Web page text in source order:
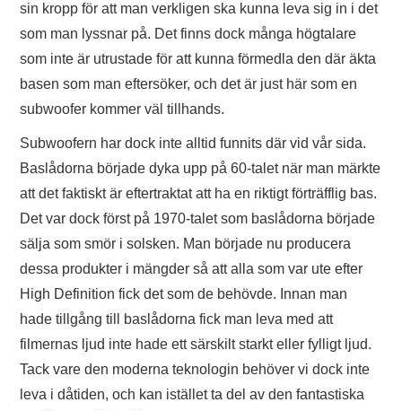
sin kropp för att man verkligen ska kunna leva sig in i det
som man lyssnar på. Det finns dock många högtalare
som inte är utrustade för att kunna förmedla den där äkta
basen som man eftersöker, och det är just här som en
subwoofer kommer väl tillhands.
Subwoofern har dock inte alltid funnits där vid vår sida.
Baslådorna började dyka upp på 60-talet när man märkte
att det faktiskt är eftertraktat att ha en riktigt förträfflig bas.
Det var dock först på 1970-talet som baslådorna började
sälja som smör i solsken. Man började nu producera
dessa produkter i mängder så att alla som var ute efter
High Definition fick det som de behövde. Innan man
hade tillgång till baslådorna fick man leva med att
filmernas ljud inte hade ett särskilt starkt eller fylligt ljud.
Tack vare den moderna teknologin behöver vi dock inte
leva i dåtiden, och kan istället ta del av den fantastiska